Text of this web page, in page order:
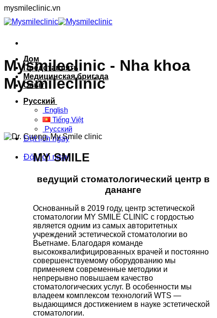
mysmileclinic.vn
to
content
Дом
Представлять
Медицинская бригада
Опыт
Русский
English
Tiếng Việt
Русский
Đặt lịch ngay
Đặt lịch ngay
Mysmileclinic - Nha khoa
Mysmileclinic
MY SMILE
ведущий стоматологический центр в
дананге
Основанный в 2019 году, центр эстетической
стоматологии MY SMILE CLINIC с гордостью
является одним из самых авторитетных
учреждений эстетической стоматологии во
Вьетнаме. Благодаря команде
высококвалифицированных врачей и постоянно
совершенствуемому оборудованию мы
применяем современные методики и
непрерывно повышаем качество
стоматологических услуг. В особенности мы
владеем комплексом технологий WTS —
выдающимся достижением в науке эстетической
стоматологии.